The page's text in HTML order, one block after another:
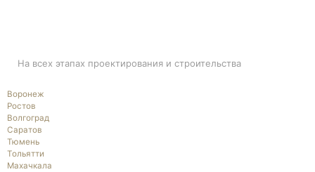
На всех этапах проектирования и строительства
Воронеж
Ростов
Волгоград
Саратов
Тюмень
Тольятти
Махачкала